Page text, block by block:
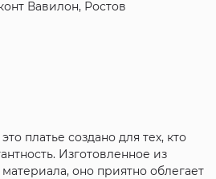
Вавилон, Ростов
платье создано для тех, кто
Изготовленное из
оно приятно облегает